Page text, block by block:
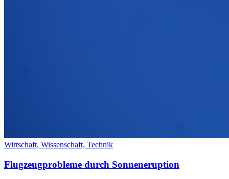
Wirtschaft, Wissenschaft, Technik
Flugzeugprobleme durch Sonneneruption